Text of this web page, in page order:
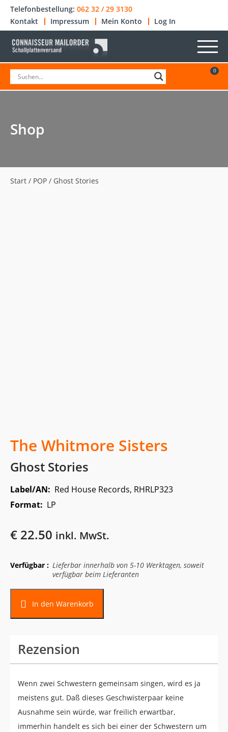
Telefonbestellung: 062 32 / 29 3130
Kontakt
Impressum Mein Konto Log In
0
Shop
Start / POP / Ghost Stories
The Whitmore Sisters
Ghost Stories
Label/AN: Red House Records, RHRLP323
Format: LP
€ 22.50 inkl. MwSt.
Verfügbar : Lieferbar innerhalb von 5-10 Werktagen, soweit
verfügbar beim Lieferanten
In den Warenkorb
Rezension
Wenn zwei Schwestern gemeinsam singen, wird es ja
meistens gut. Daß dieses Geschwisterpaar keine
Ausnahme sein würde, war freilich erwartbar,
immerhin handelt es sich bei einer der Schwestern um